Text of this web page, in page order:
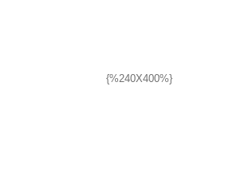
{%240X400%}